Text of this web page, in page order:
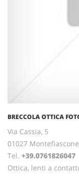
BRECCOLA OTTICA
Via Cassia, 5
01027 Montefiascone
Tel. +39.0761826047
Ottica, lenti a